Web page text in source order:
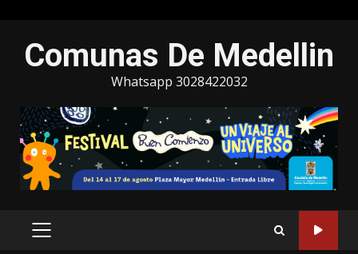
contenido
Comunas De Medellin
Whatsapp 3028422032
MENÚ